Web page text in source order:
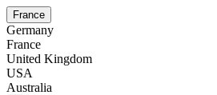
France
Germany
France
United Kingdom
USA
Australia